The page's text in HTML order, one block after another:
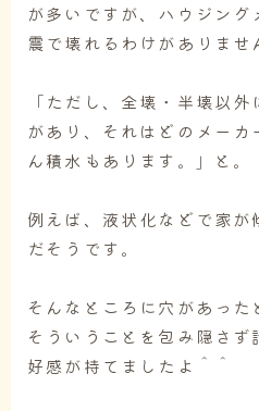
が多いですが、ハウジン
震で壊れるわけがありませ
「ただし、全壊・半壊以外
があり、それはどのメー
ん積水もあります。」と。
例えば、液状化などで家
だそうです。
そんなところに穴があった
そういうことを包み隠さ
好感が持てましたよ＾＾